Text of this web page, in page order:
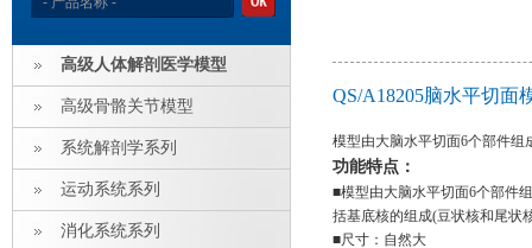
QS/A18205脑水平切面
模型由大脑水平切面6个部件
功能特点：
■模型由大脑水平切面6个部件
括基底核的组成(豆状核和尾状
■尺寸：自然大
高级人体解剖医学模型
高级骨骼关节模型
系统解剖学系列
运动系统系列
消化系统系列